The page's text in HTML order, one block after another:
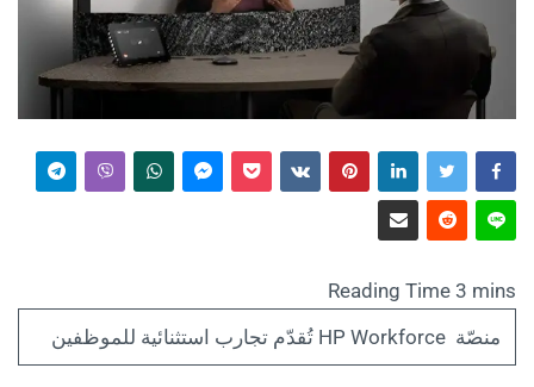
منصّة HP Workforce تُقدّم تجارب استثنائية للموظفين